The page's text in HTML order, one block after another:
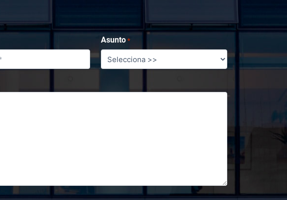
Asunto *